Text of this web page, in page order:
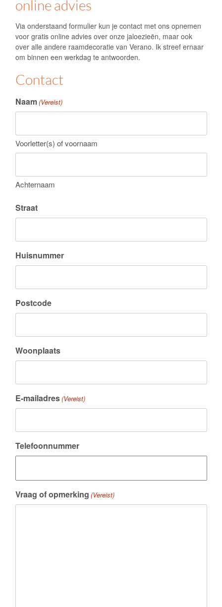
online advies
Via onderstaand formulier kun je contact met ons opnemen
voor gratis online advies over onze jaloezieën, maar ook
over alle andere raamdecoratie van Verano. Ik streef ernaar
om binnen een werkdag te antwoorden.
Contact
Naam(Vereist)
Voorletter(s) of voornaam
Achternaam
Straat
Huisnummer
Postcode
Woonplaats
E-mailadres(Vereist)
Telefoonnummer
Vraag of opmerking (Vereist)